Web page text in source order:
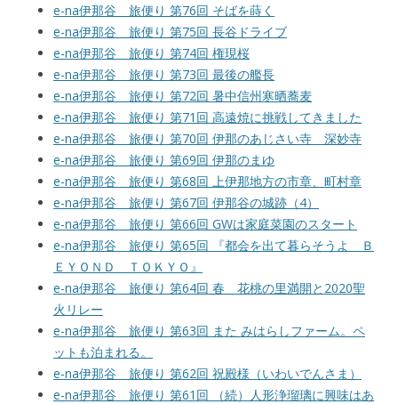
e-na伊那谷 旅便り 第76回 そばを蒔く
e-na伊那谷 旅便り 第75回 長谷ドライブ
e-na伊那谷 旅便り 第74回 権現桜
e-na伊那谷 旅便り 第73回 最後の艦長
e-na伊那谷 旅便り 第72回 暑中信州寒晒蕎麦
e-na伊那谷 旅便り 第71回 高遠焼に挑戦してきました
e-na伊那谷 旅便り 第70回 伊那のあじさい寺 深妙寺
e-na伊那谷 旅便り 第69回 伊那のまゆ
e-na伊那谷 旅便り 第68回 上伊那地方の市章、町村章
e-na伊那谷 旅便り 第67回 伊那谷の城跡（4）
e-na伊那谷 旅便り 第66回 GWは家庭菜園のスタート
e-na伊那谷 旅便り 第65回 『都会を出て暮らそうよ Ｂ
ＥＹＯＮＤ ＴＯＫＹＯ』
e-na伊那谷 旅便り 第64回 春 花桃の里満開と2020聖
火リレー
e-na伊那谷 旅便り 第63回 また みはらしファーム。ペ
ットも泊まれる。
e-na伊那谷 旅便り 第62回 祝殿様（いわいでんさま）
e-na伊那谷 旅便り 第61回 （続）人形浄瑠璃に興味はあ